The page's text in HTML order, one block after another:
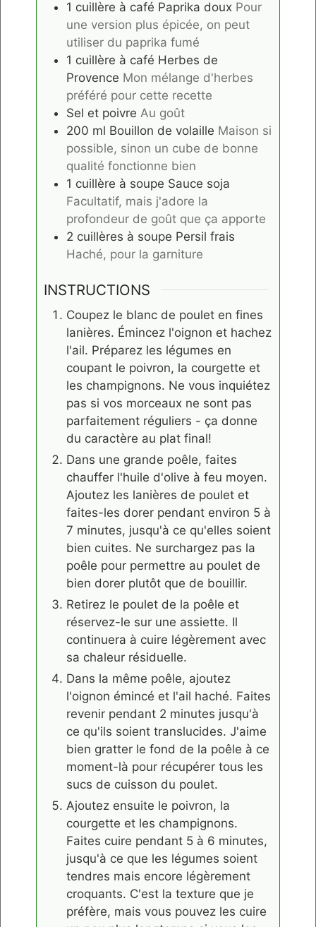
1 cuillère à café Paprika doux Pour
une version plus épicée, on peut
utiliser du paprika fumé
1 cuillère à café Herbes de
Provence Mon mélange d'herbes
préféré pour cette recette
Sel et poivre Au goût
200 ml Bouillon de volaille Maison si
possible, sinon un cube de bonne
qualité fonctionne bien
1 cuillère à soupe Sauce soja
Facultatif, mais j'adore la
profondeur de goût que ça apporte
2 cuillères à soupe Persil frais
Haché, pour la garniture
INSTRUCTIONS
Coupez le blanc de poulet en fines
lanières. Émincez l'oignon et hachez
l'ail. Préparez les légumes en
coupant le poivron, la courgette et
les champignons. Ne vous inquiétez
pas si vos morceaux ne sont pas
parfaitement réguliers - ça donne
du caractère au plat final!
Dans une grande poêle, faites
chauffer l'huile d'olive à feu moyen.
Ajoutez les lanières de poulet et
faites-les dorer pendant environ 5 à
7 minutes, jusqu'à ce qu'elles soient
bien cuites. Ne surchargez pas la
poêle pour permettre au poulet de
bien dorer plutôt que de bouillir.
Retirez le poulet de la poêle et
réservez-le sur une assiette. Il
continuera à cuire légèrement avec
sa chaleur résiduelle.
Dans la même poêle, ajoutez
l'oignon émincé et l'ail haché. Faites
revenir pendant 2 minutes jusqu'à
ce qu'ils soient translucides. J'aime
bien gratter le fond de la poêle à ce
moment-là pour récupérer tous les
sucs de cuisson du poulet.
Ajoutez ensuite le poivron, la
courgette et les champignons.
Faites cuire pendant 5 à 6 minutes,
jusqu'à ce que les légumes soient
tendres mais encore légèrement
croquants. C'est la texture que je
préfère, mais vous pouvez les cuire